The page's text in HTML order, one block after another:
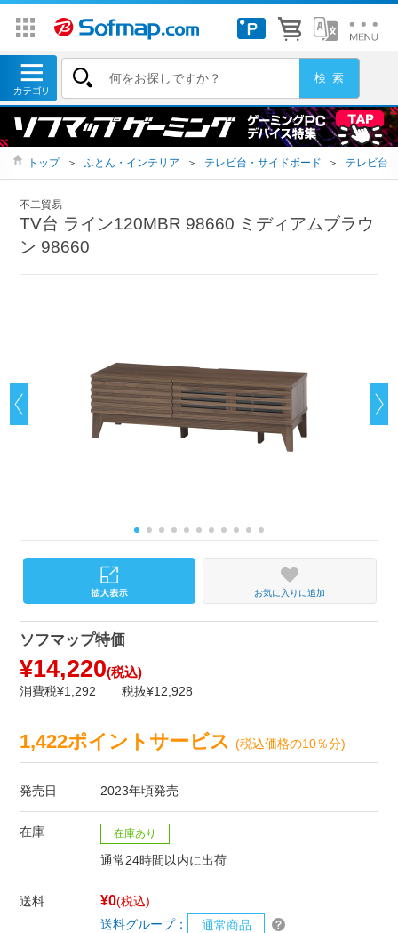
トップ ＞ ふとん・インテリア ＞ テレビ台・サイドボード ＞ テレビ台
不二貿易
TV台 ライン120MBR 98660 ミディアムブラウ
ン 98660
お気に入りに追加
ソフマップ特価
¥14,220(税込)
消費税¥1,292 税抜¥12,928
1,422ポイントサービス(税込価格の10％分)
発売日 2023年頃発売
在庫 在庫あり
通常24時間以内に出荷
送料 ¥0(税込)
送料グループ：
通常商品